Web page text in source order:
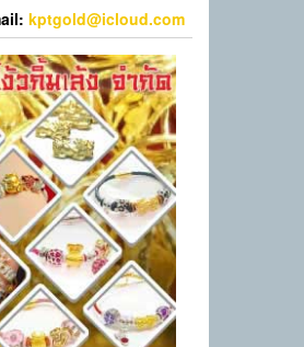
kptgold@icloud.com